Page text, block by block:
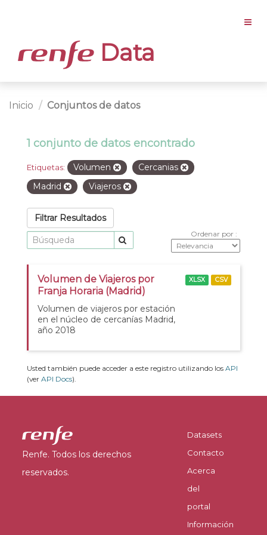
Data
Inicio Conjuntos de datos
1 conjunto de datos encontrado
Etiquetas: Volumen
Cercanias
Madrid
Viajeros
Filtrar Resultados
Ordenar por
Volumen de Viajeros por
Franja Horaria (Madrid)
Volumen de viajeros por estación
en el núcleo de cercanías Madrid,
año 2018
XLSX CSV
Usted también puede acceder a este registro utilizando los API
(ver API Docs).
Renfe. Todos los derechos
reservados.
Datasets
Contacto
Acerca
del
portal
Información